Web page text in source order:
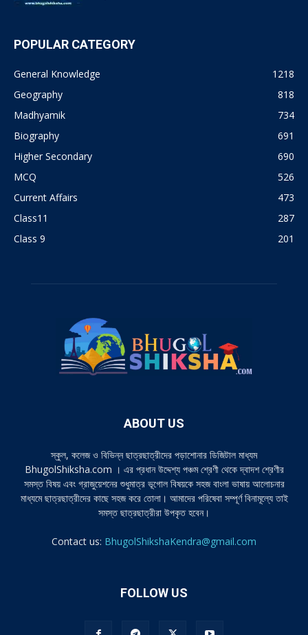
POPULAR CATEGORY
General Knowledge
1218
Geography
818
Madhyamik
734
Biography
691
Higher Secondary
690
MCQ
526
Current Affairs
473
Class11
287
Class 9
201
ABOUT US
স্কুল, কলেজ ও বিভিন্ন ছাত্রছাত্রীদের পড়াশোনার ডিজিটাল মাধ্যম
BhugolShiksha.com । এর প্রধান উদ্দেশ্য পঞ্চম শ্রেণী থেকে দ্বাদশ শ্রেণীর
সমস্ত বিষয় এবং গ্রাজুয়েশনের শুধুমাত্র ভূগোল বিষয়কে সহজ বাংলা ভাষায় আলোচনার
মাধ্যমে ছাত্রছাত্রীদের কাছে সহজ করে তোলা। আমাদের পরিষেবা সম্পূর্ণ বিনামূল্যে তাই
সমস্ত ছাত্রছাত্রীরা উপকৃত হবেন।
Contact us: BhugolShikshaKendra@gmail.com
FOLLOW US